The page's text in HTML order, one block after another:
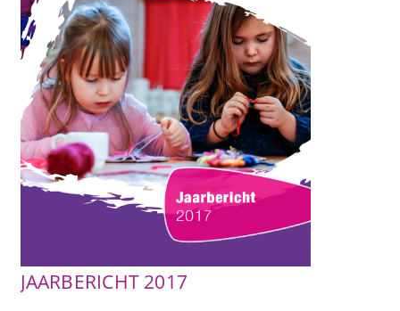
PRIMAIR ONDERWIJS
VOORTGEZET ONDERWIJS
AFSTANDSONDERWIJS
ACTUEEL
JAARBERICHT 2017